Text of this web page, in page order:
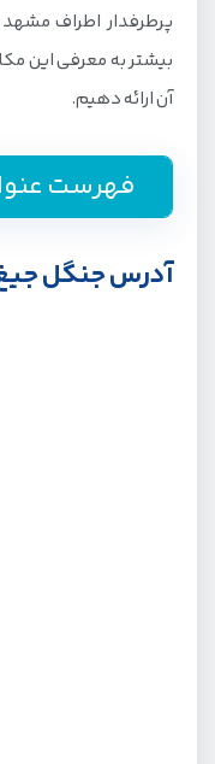
پرطرفدار اطراف
بیشتر به معرفی این
آن ارائه دهیم.
فهرست
آدرس جنگل